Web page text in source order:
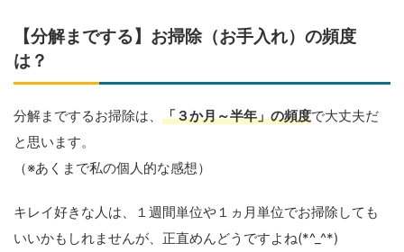
【分解までする】お掃除（お手入れ）の頻度
は？
分解までするお掃除は、 「３か月～半年」の頻度で大丈夫だ
と思います。
（※あくまで私の個人的な感想）
キレイ好きな人は、１週間単位や１ヵ月単位でお掃除しても
いいかもしれませんが、正直めんどうですよね(*^_^*)